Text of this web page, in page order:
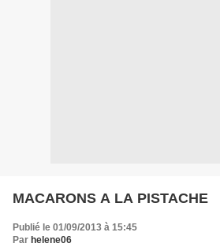
MACARONS A LA PISTACHE
Publié le 01/09/2013 à 15:45
Par helene06